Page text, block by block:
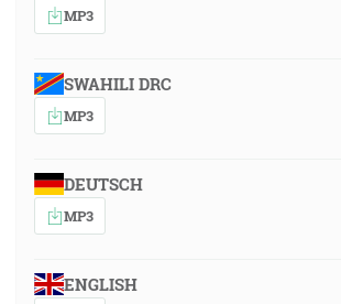
MP3
SWAHILI DRC
MP3
DEUTSCH
MP3
ENGLISH